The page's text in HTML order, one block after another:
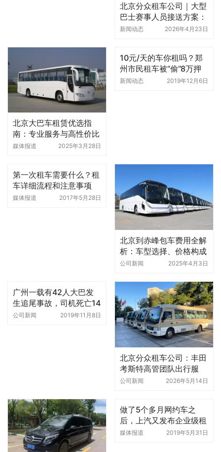
北京分众租车公司｜大型
巴士赛事人员接送方案：
准时准点不误工的专业租
新闻动态 2026年4月23日
北京大巴车租赁优选指
南：专业服务与高性价比
的完美结合
媒体报道 2025年3月28日
10元/天的车你租吗？郑
州市民租车被“偷”8万押
金无法退回
新闻动态 2019年12月6日
第一次租车需要什么？租
车详细流程和注意事项
媒体报道 2017年5月28日
北京到赤峰包车费用全解
析：车型选择、价格构成
与避坑指南
公司新闻 2025年4月3日
广州一载有42人大巴发
生追尾事故，司机死亡14
名学生受伤
公司新闻 2019年11月8日
北京分众租车公司：丰田
考斯特高管团队出行服
务，北京中巴租车价格透
公司新闻 2026年5月14日
做了5个多月网约车之
后，上汽又发布企业级租
车业务「享道租车」
媒体报道 2019年5月31日